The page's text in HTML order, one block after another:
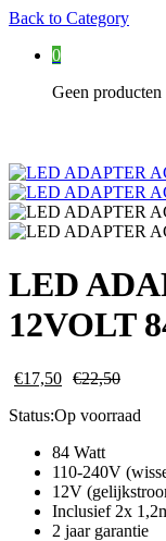
Back to Category
0
Geen
LED
12VOLT
€17,50 €22,50
Status:Op voorraad
84 Watt
110-240V
12V
Inclusief 2x
2 jaar garantie